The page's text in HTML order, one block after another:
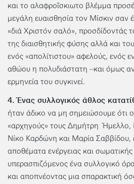
και το αλαφροΐσκιωτο βλέμμα
μεγάλη ευαισθησία τον Μίσκιν σαν
«διά Χριστόν σαλό», προσδίδοντάς
της διαισθητικής φύσης αλλά και
ενός «απολίτιστου» αφελούς, ενός
αθώου η πολυδιάστατη –και όμως
ερμηνεία του συγκινεί.
4. Ένας συλλογικός άθλος
ήταν άδικο να μη σημειώσουμε ότι
«αρχηγούς» τους Δημήτρη
Νίκο Καρδώνη και Μαρία Σαββίδου,
αποθέματα ενέργειας και
υπερασπιζόμενος ένα συλλογικό
και αποπνέοντας μια σπαρακτική